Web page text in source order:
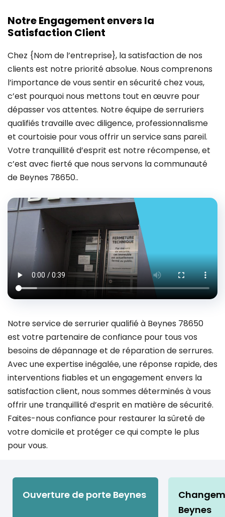
Notre Engagement envers la
Satisfaction Client
Chez {Nom de l’entreprise}, la satisfaction de nos
clients est notre priorité absolue. Nous comprenons
l’importance de vous sentir en sécurité chez vous,
c’est pourquoi nous mettons tout en œuvre pour
dépasser vos attentes. Notre équipe de serruriers
qualifiés travaille avec diligence, professionnalisme
et courtoisie pour vous offrir un service sans pareil.
Votre tranquillité d’esprit est notre récompense, et
c’est avec fierté que nous servons la communauté
de Beynes 78650..
Notre service de serrurier qualifié à Beynes 78650
est votre partenaire de confiance pour tous vos
besoins de dépannage et de réparation de serrures.
Avec une expertise inégalée, une réponse rapide, des
interventions fiables et un engagement envers la
satisfaction client, nous sommes déterminés à vous
offrir une tranquillité d’esprit en matière de sécurité.
Faites-nous confiance pour restaurer la sûreté de
votre domicile et protéger ce qui compte le plus
pour vous.
Ouverture de porte Beynes
Beynes